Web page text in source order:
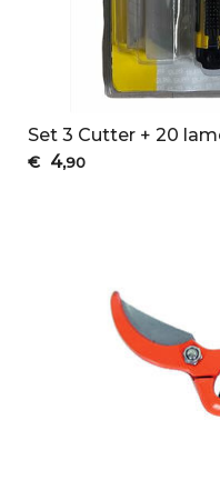
Set 3 Cutter + 20
€ 4,90